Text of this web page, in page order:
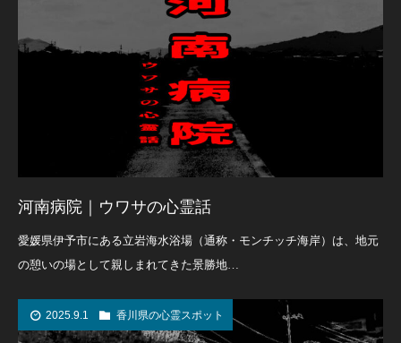
河南病院｜ウワサの心霊話
愛媛県伊予市にある立岩海水浴場（通称・モンチッチ海岸）は、地元
の憩いの場として親しまれてきた景勝地…
2025.9.1 香川県の心霊スポット